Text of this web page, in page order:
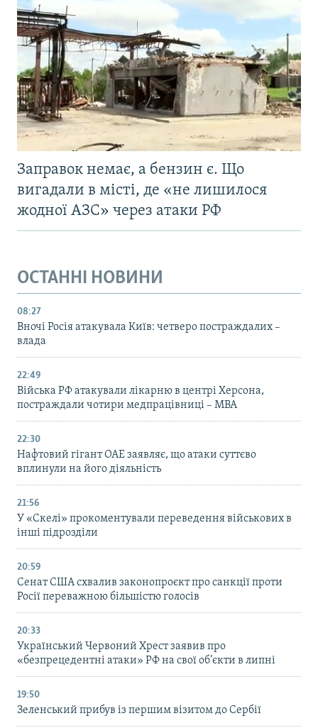
Заправок немає, а бензин є. Що
вигадали в місті, де «не лишилося
жодної АЗС» через атаки РФ
ОСТАННІ НОВИНИ
08:27
Вночі Росія атакувала Київ: четверо постраждалих –
влада
22:49
Війська РФ атакували лікарню в центрі Херсона,
постраждали чотири медпрацівниці – МВА
22:30
Нафтовий гігант ОАЕ заявляє, що атаки суттєво
вплинули на його діяльність
21:56
У «Скелі» прокоментували переведення військових в
інші підрозділи
20:59
Cенат США схвалив законопроєкт про санкції проти
Росії переважною більшістю голосів
20:33
Український Червоний Хрест заявив про
«безпрецедентні атаки» РФ на свої об’єкти в липні
19:50
Зеленський прибув із першим візитом до Сербії